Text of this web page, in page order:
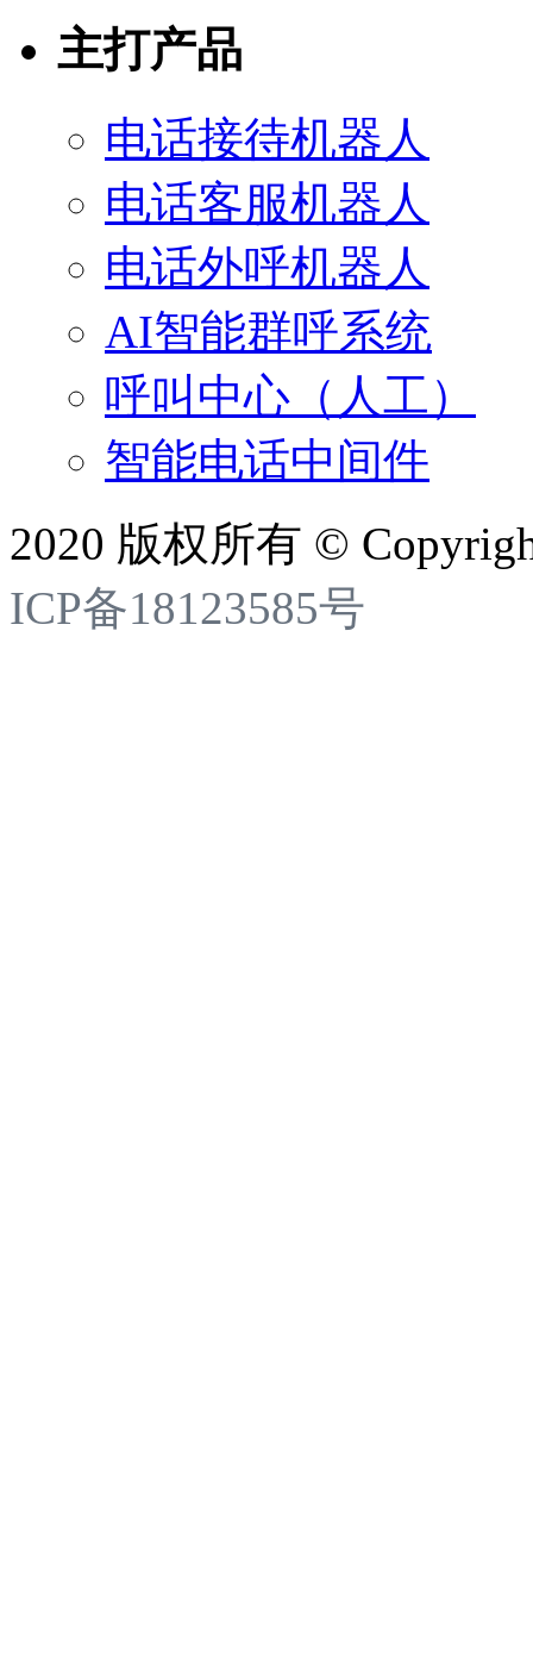
主打产品
电话接待机器人
电话客服机器人
电话外呼机器人
AI智能群呼系统
呼叫中心（人工）
智能电话中间件
2020 版权所有 ©
ICP备18123585号